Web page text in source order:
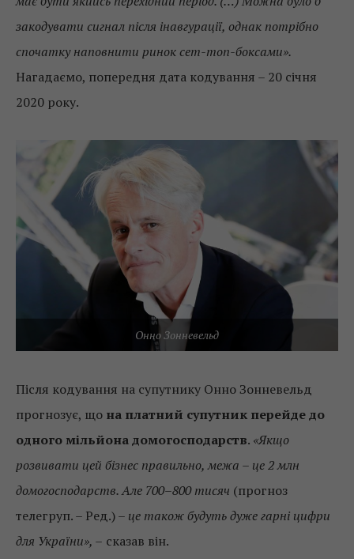
закодувати сигнал після інавгурації, однак потрібно
спочатку наповнити ринок сет-топ-боксами».
Нагадаємо, попередня дата кодування – 20 січня
2020 року.
Онно Зонневельд
Після кодування на супутнику Онно Зонневельд
прогнозує, що на платний супутник перейде до
одного мільйона домогосподарств. «Якщо
розвивати цей бізнес правильно, межа – це 2 млн
домогосподарств. Але 700–800 тисяч (прогноз
телегруп. – Ред.) – це також будуть дуже гарні цифри
для України», – сказав він.